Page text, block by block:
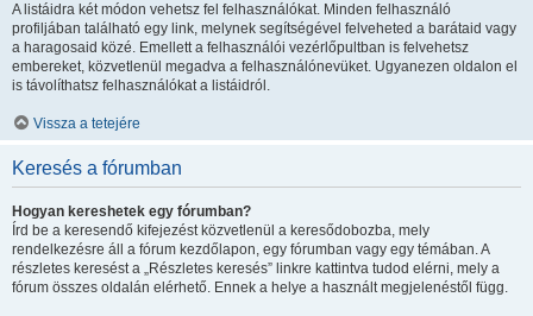
A listáidra két módon vehetsz fel felhasználókat. Minden felhasználó
profiljában található egy link, melynek segítségével felveheted a barátaid vagy
a haragosaid közé. Emellett a felhasználói vezérlőpultban is felvehetsz
embereket, közvetlenül megadva a felhasználónevüket. Ugyanezen oldalon el
is távolíthatsz felhasználókat a listáidról.
Vissza a tetejére
Keresés a fórumban
Hogyan kereshetek egy fórumban?
Írd be a keresendő kifejezést közvetlenül a keresődobozba, mely
rendelkezésre áll a fórum kezdőlapon, egy fórumban vagy egy témában. A
részletes keresést a „Részletes keresés” linkre kattintva tudod elérni, mely a
fórum összes oldalán elérhető. Ennek a helye a használt megjelenéstől függ.